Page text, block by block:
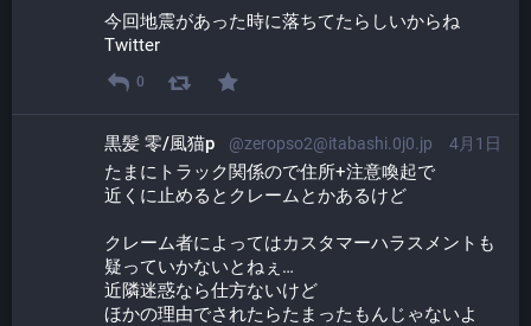
今回地震があった時に落ちてたらしいからね
Twitter
0
4月1日
黒髪 零/風猫p @zeropso2@itabashi.0j0.jp
たまにトラック関係ので住所+注意喚起で
近くに止めるとクレームとかあるけど
クレーム者によってはカスタマーハラスメントも
疑っていかないとねぇ…
近隣迷惑なら仕方ないけど
ほかの理由でされたらたまったもんじゃないよ